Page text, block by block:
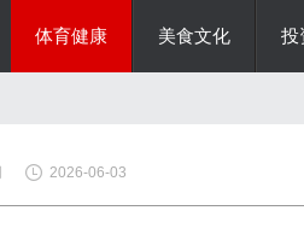
体育健康 美食文化 投
2026-06-03